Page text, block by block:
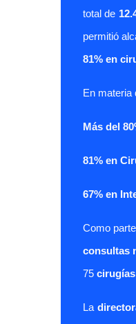
total de
permitió
81% en
En materia
Más del
81% en
67% en
Como
consultas
75cirugías
La